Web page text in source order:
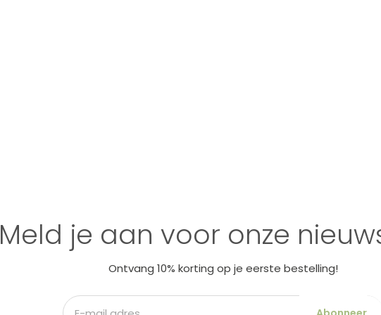
Meld je aan voor onze
Ontvang 10% korting op je eerste bestelling!